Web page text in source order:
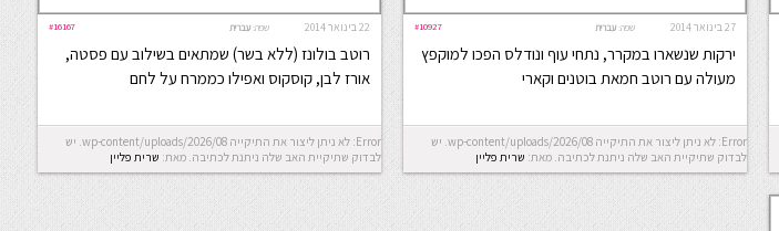
27 בינואר 2014 #10927 שפה: עברית
ירקות שנשארו במקרר, נתחי עוף ונודלס הפכו למוקפץ
מעולה עם רוטב חמאת בוטנים וקארי
Error: לא ניתן ליצור את התיקייה wp-content/uploads/2026/08. יש
לבדוק שתיקיית האב שלה ניתנת לכתיבה. מאת: שרית פליין
22 בינואר 2014 #16167 שפה: עברית
רוטב בולונז (ללא בשר) שמתאים בשילוב עם פסטה,
אורז לבן, קוסקוס ואפילו כממרח על לחם
Error: לא ניתן ליצור את התיקייה wp-content/uploads/2026/08. יש
לבדוק שתיקיית האב שלה ניתנת לכתיבה. מאת: שרית פליין